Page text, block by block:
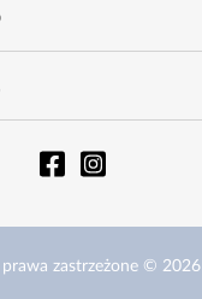
prawa zastrzeżone © 2026